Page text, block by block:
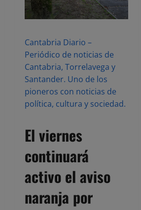
Cantabria Diario –
Periódico de noticias de
Cantabria, Torrelavega y
Santander. Uno de los
pioneros con noticias de
política, cultura y sociedad.
El viernes
continuará
activo el aviso
naranja por